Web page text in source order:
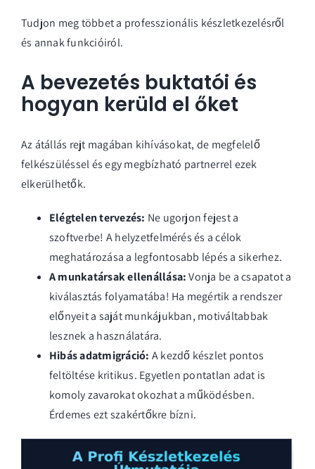
Tudjon meg többet a professzionális készletkezelésről
és annak funkcióiról.
A bevezetés buktatói és
hogyan kerüld el őket
Az átállás rejt magában kihívásokat, de megfelelő
felkészüléssel és egy megbízható partnerrel ezek
elkerülhetők.
Elégtelen tervezés: Ne ugorjon fejest a
szoftverbe! A helyzetfelmérés és a célok
meghatározása a legfontosabb lépés a sikerhez.
A munkatársak ellenállása:Vonja be a csapatot a
kiválasztás folyamatába! Ha megértik a rendszer
előnyeit a saját munkájukban, motiváltabbak
lesznek a használatára.
Hibás adatmigráció: A kezdő készlet pontos
feltöltése kritikus. Egyetlen pontatlan adat is
komoly zavarokat okozhat a működésben.
Érdemes ezt szakértőkre bízni.